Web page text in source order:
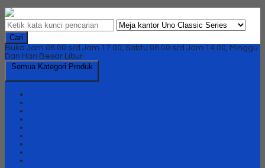
Cari
Buka Jam 08.00 s/d Jam 17.00, Sabtu 08.00 s/d Jam 14.00, Minggu
Dan Hari Besar Libur
Semua Kategori Produk